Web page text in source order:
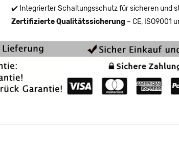
✔️ Integrierter Schaltungsschutz für sicheren und
Zertifizierte Qualitätssicherung – CE, ISO9001